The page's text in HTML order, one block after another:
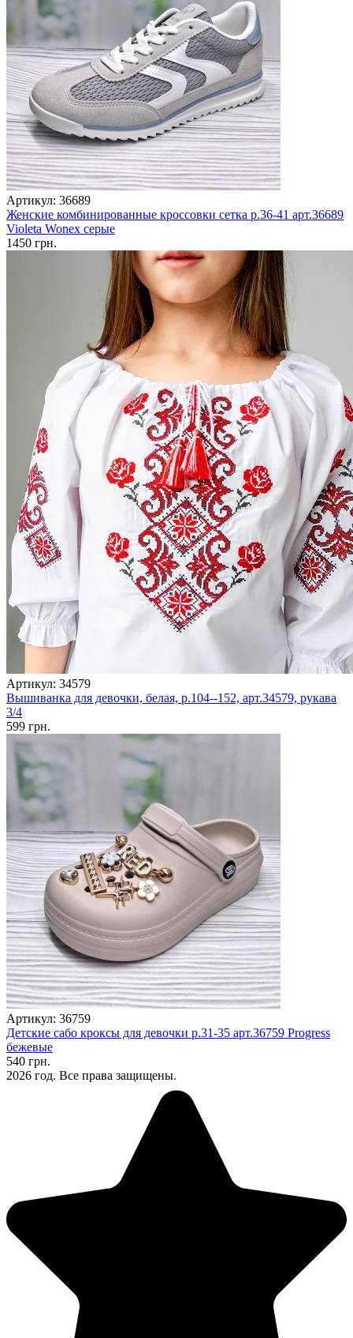
Артикул: 36689
Женские комбинированные кроссовки сетка р.36-41 арт.36689
Violeta Wonex серые
1450 грн.
Артикул: 34579
Вышиванка для девочки, белая, р.104--152, арт.34579, рукава
3/4
599 грн.
Артикул: 36759
Детские сабо кроксы для девочки р.31-35 арт.36759 Progress
бежевые
540 грн.
2026 год. Все права защищены.